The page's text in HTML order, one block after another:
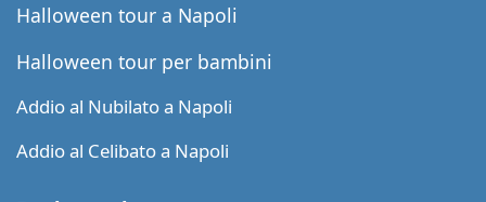
Halloween tour a Napoli
Halloween tour per bambini
Addio al Nubilato a Napoli
Addio al Celibato a Napoli